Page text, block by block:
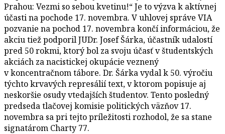
Prahou: Vezmi so sebou kvetinu!“ Je to výzva k aktívnej
účasti na pochode 17. novembra. V uhlovej správe VIA
pozvanie na pochod 17. novembra končí informáciou, že
akciu tiež podporil JUDr. Josef Šárka, účastník udalostí
pred 50 rokmi, ktorý bol za svoju účasť v študentských
akciách za nacistickej okupácie veznený
v koncentračnom tábore. Dr. Šárka vydal k 50. výročiu
týchto krvavých represálií text, v ktorom popisuje aj
neskoršie osudy vtedajších študentov. Tento posledný
predseda tlačovej komisie politických väzňov 17.
novembra sa pri tejto príležitosti rozhodol, že sa stane
signatárom Charty 77.